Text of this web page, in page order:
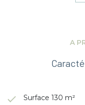
A
Surface 130 m²